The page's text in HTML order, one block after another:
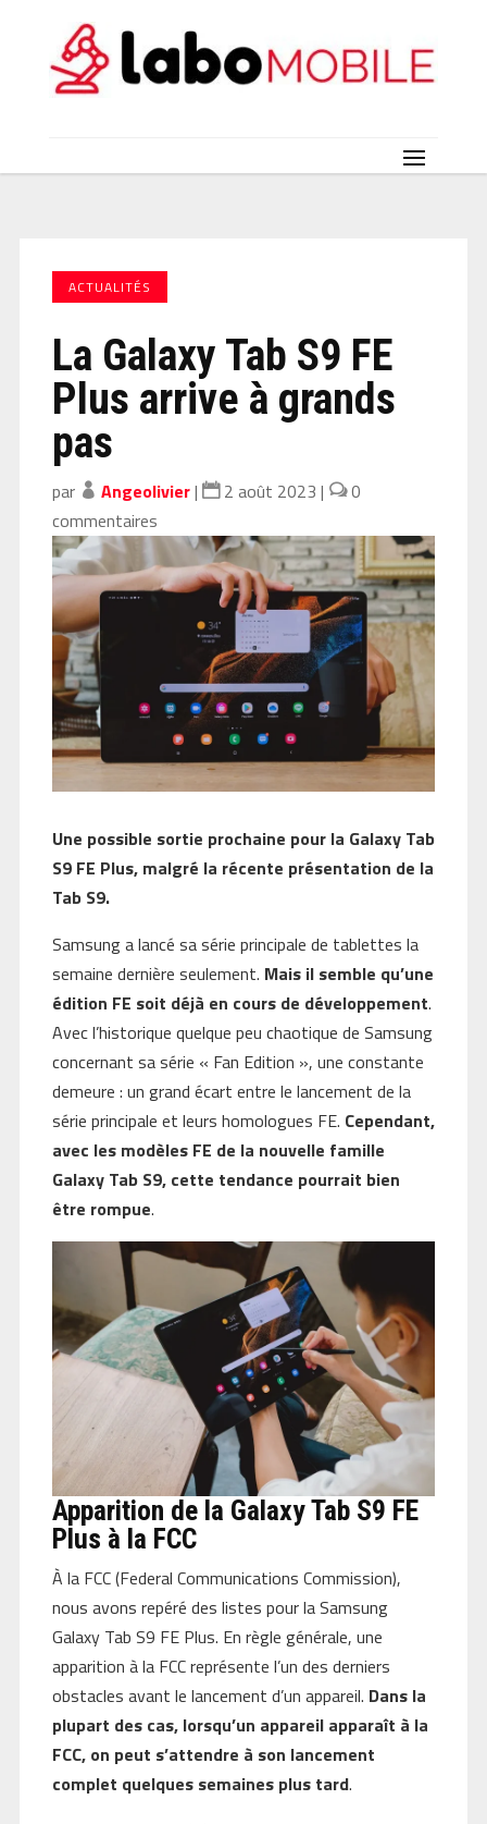
ACTUALITÉS
La Galaxy Tab S9 FE
Plus arrive à grands
pas
par Angeolivier| 2 août 2023 |
0
commentaires
Une possible sortie prochaine pour la Galaxy Tab
S9 FE Plus, malgré la récente présentation de la
Tab S9.
Samsung a lancé sa série principale de tablettes la
semaine dernière seulement. Mais il semble qu’une
édition FE soit déjà en cours de développement.
Avec l’historique quelque peu chaotique de Samsung
concernant sa série « Fan Edition », une constante
demeure : un grand écart entre le lancement de la
série principale et leurs homologues FE. Cependant,
avec les modèles FE de la nouvelle famille
Galaxy Tab S9, cette tendance pourrait bien
être rompue.
Apparition de la Galaxy Tab S9 FE
Plus à la FCC
À la FCC (Federal Communications Commission),
nous avons repéré des listes pour la Samsung
Galaxy Tab S9 FE Plus. En règle générale, une
apparition à la FCC représente l’un des derniers
obstacles avant le lancement d’un appareil. Dans la
plupart des cas, lorsqu’un appareil apparaît à la
FCC, on peut s’attendre à son lancement
complet quelques semaines plus tard.